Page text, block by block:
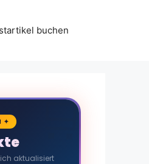
buchen
🛒
✦
aktualisiert